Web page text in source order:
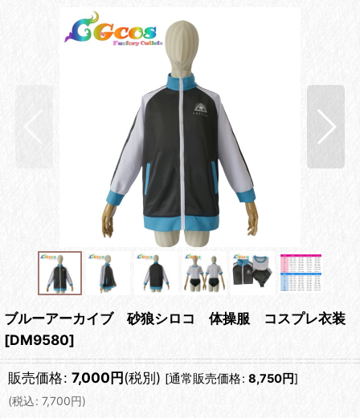
ブルーアーカイブ 砂狼シロコ 体操服 コスプレ衣装
[DM9580]
販売価格: 7,000円(税別) [通常販売価格: 8,750円]
(税込: 7,700円)